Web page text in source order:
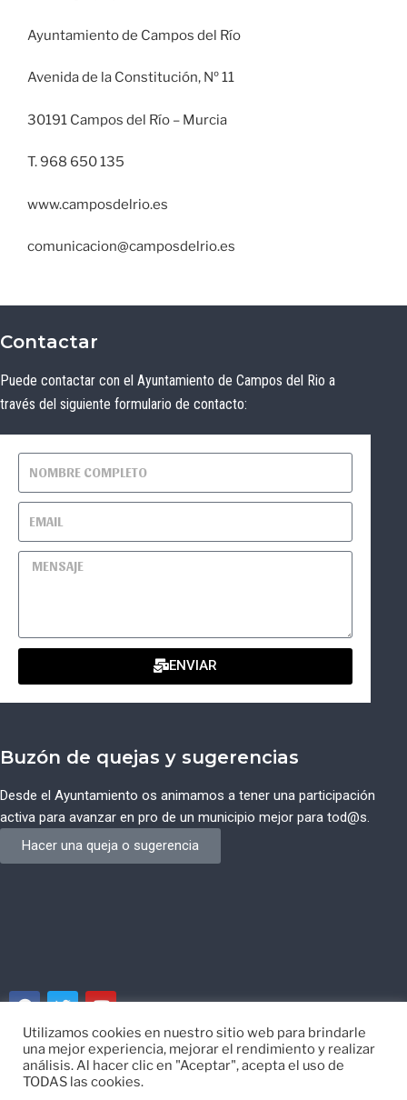
Ayuntamiento de Campos del Río
Avenida de la Constitución, Nº 11
30191 Campos del Río – Murcia
T. 968 650 135
www.camposdelrio.es
comunicacion@camposdelrio.es
Contactar
Puede contactar con el Ayuntamiento de Campos del Rio a
través del siguiente formulario de contacto:
ENVIAR
Buzón de quejas y sugerencias
Desde el Ayuntamiento os animamos a tener una participación
activa para avanzar en pro de un municipio mejor para tod@s.
Hacer una queja o sugerencia
© Ayuntamiento de Campos del Río de Murcia
Utilizamos cookies en nuestro sitio web para brindarle
una mejor experiencia, mejorar el rendimiento y realizar
análisis. Al hacer clic en "Aceptar", acepta el uso de
TODAS las cookies.